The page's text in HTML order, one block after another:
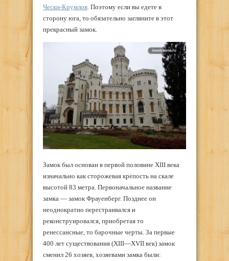
Чески-Крумлов Поэтому если вы едете в
сторону юга, то обязательно загляните в этот
прекрасный замок.
Замок был основан в первой половине XIII века
изначально как сторожевая крепость на скале
высотой 83 метра. Первоначальное название
замка — замок Фрауенберг. Позднее он
неоднократно перестраивался и
реконструировался, приобретая то
ренессансные, то барочные черты. За первые
400 лет существования (XIII—XVII век) замок
сменил 26 хозяев, хозяевами замка были: